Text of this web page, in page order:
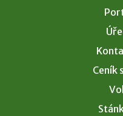
Ceník